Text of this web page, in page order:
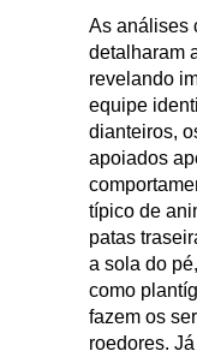
As análises
detalharam
revelando
equipe
dianteiros,
apoiados
típico de
patas
a sola do
como
fazem os
roedores.